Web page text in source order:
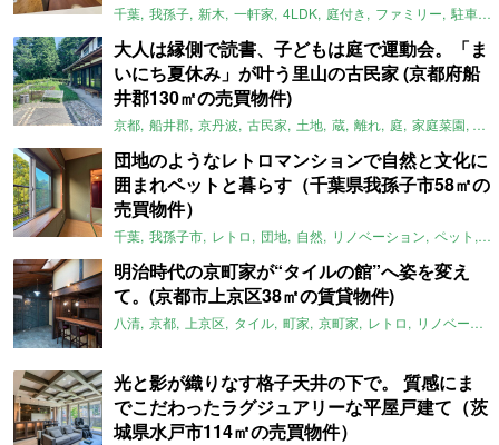
千葉 我孫子 新木 一軒家 4LDK 庭付き ファミリー 駐車場
大人は縁側で読書、子どもは庭で運動会。「ま
いにち夏休み」が叶う里山の古民家 (京都府船
井郡130㎡の売買物件)
京都 船井郡 京丹波 古民家 土地 蔵 離れ 庭 家庭菜園 倉
団地のようなレトロマンションで自然と文化に
囲まれペットと暮らす（千葉県我孫子市58㎡の
売買物件）
千葉 我孫子市 レトロ 団地 自然 リノベーション ペット
明治時代の京町家が“タイルの館”へ姿を変え
て。(京都市上京区38㎡の賃貸物件)
八清 京都 上京区 タイル 町家 京町家 レトロ リノベーション
光と影が織りなす格子天井の下で。 質感にま
でこだわったラグジュアリーな平屋戸建て（茨
城県水戸市114㎡の売買物件）